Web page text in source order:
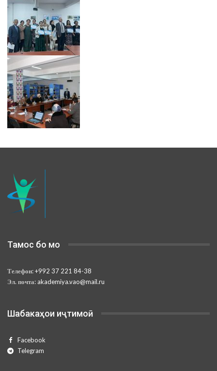
Тамос бо мо
Телефон:+992 37 221 84-38
Эл. почта: akademiya.vao@mail.ru
Шабакаҳои иҷтимоӣ
Facebook
Telegram